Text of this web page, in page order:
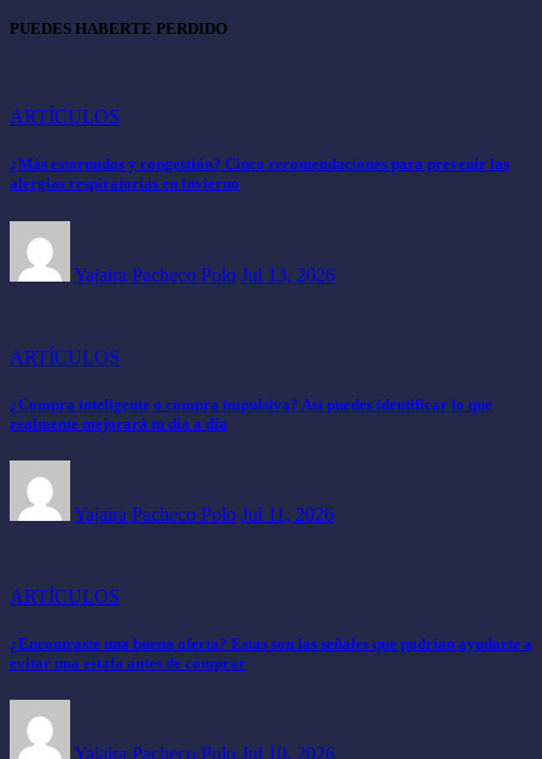
PUEDES HABERTE PERDIDO
ARTÍCULOS
¿Más estornudos y congestión? Cinco recomendaciones para prevenir las
alergias respiratorias en invierno
Yajaira Pacheco Polo Jul 13, 2026
ARTÍCULOS
¿Compra inteligente o compra impulsiva? Así puedes identificar lo que
realmente mejorará tu día a día
Yajaira Pacheco Polo Jul 11, 2026
ARTÍCULOS
¿Encontraste una buena oferta? Estas son las señales que podrían ayudarte a
evitar una estafa antes de comprar
Yajaira Pacheco Polo Jul 10, 2026